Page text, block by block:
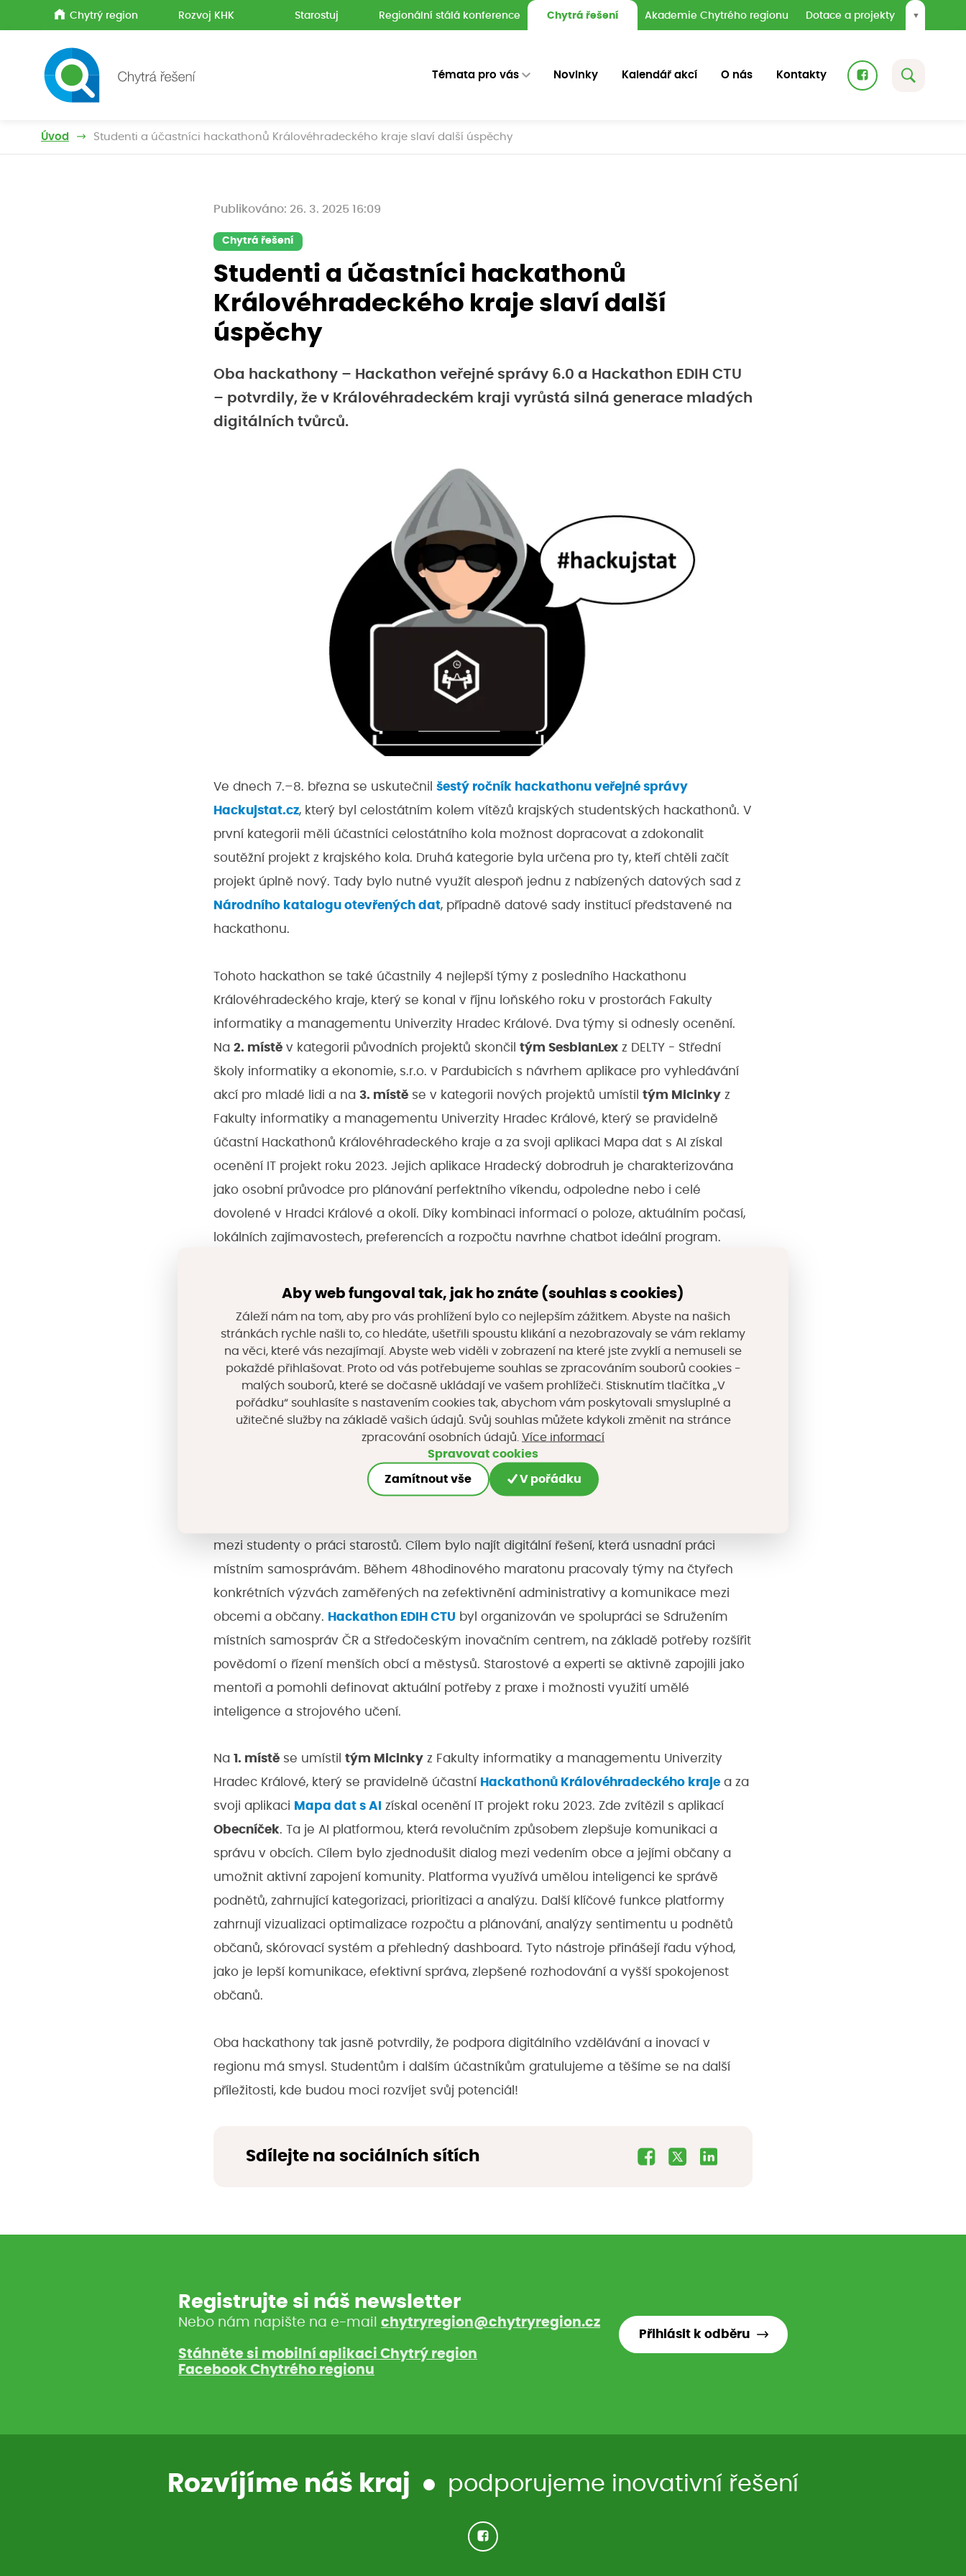
Chytrý region Rozvoj KHK Starostuj Regionální stálá konference Chytrá řešení Akademie Chytrého regionu Dotace a projekty ▼
Témata pro vás Novinky Kalendář akcí O nás Kontakty
Úvod Studenti a účastníci hackathonů Královéhradeckého kraje slaví další úspěchy
Publikováno: 26. 3. 2025 16:09
Chytrá řešení
Studenti a účastníci hackathonů
Královéhradeckého kraje slaví další
úspěchy
Oba hackathony – Hackathon veřejné správy 6.0 a Hackathon EDIH CTU
– potvrdily, že v Královéhradeckém kraji vyrůstá silná generace mladých
digitálních tvůrců.
Ve dnech 7.–8. března se uskutečnil šestý ročník hackathonu veřejné správy
Hackujstat.cz, který byl celostátním kolem vítězů krajských studentských hackathonů. V
první kategorii měli účastníci celostátního kola možnost dopracovat a zdokonalit
soutěžní projekt z krajského kola. Druhá kategorie byla určena pro ty, kteří chtěli začít
projekt úplně nový. Tady bylo nutné využít alespoň jednu z nabízených datových sad z
Národního katalogu otevřených dat, případně datové sady institucí představené na
hackathonu.
Tohoto hackathon se také účastnily 4 nejlepší týmy z posledního Hackathonu
Královéhradeckého kraje, který se konal v říjnu loňského roku v prostorách Fakulty
informatiky a managementu Univerzity Hradec Králové. Dva týmy si odnesly ocenění.
Na 2. místě v kategorii původních projektů skončil tým SesbianLex z DELTY - Střední
školy informatiky a ekonomie, s.r.o. v Pardubicích s návrhem aplikace pro vyhledávání
akcí pro mladé lidi a na 3. místě se v kategorii nových projektů umístil tým Micinky z
Fakulty informatiky a managementu Univerzity Hradec Králové, který se pravidelně
účastní Hackathonů Královéhradeckého kraje a za svoji aplikaci Mapa dat s AI získal
ocenění IT projekt roku 2023. Jejich aplikace Hradecký dobrodruh je charakterizována
jako osobní průvodce pro plánování perfektního víkendu, odpoledne nebo i celé
dovolené v Hradci Králové a okolí. Díky kombinaci informací o poloze, aktuálním počasí,
lokálních zajímavostech, preferencích a rozpočtu navrhne chatbot ideální program.
v mapě. Mezi 14 týmy se soutěže účastnily i tým
Goober devs
ze Střední průmyslové
školy a střední odborné školy Dvůr Králové nad Labem s návrhem aplikace, která má
pomoci seniorům najít vhodnou aktivitu k trávení jejich volného času a týmNetwachze
Střední průmyslové školy elektrotechniky a informačních technologií Dobruška s
návrhem aplikace která podle VIN vozidla zjistí jeho status STK a upozorní uživatele
emailem 30 dní před jeho expirací.
O víkendu 28. 2.–2. 3. proběhla hybridně druhá akce ze série Ideathon – Hackathon –
Matchaton, který propojil technologie a veřejnou správu, studenty a programátory se
starosty a vedením místních samospráv. Hackathon pomohl najít koncepty digitálních
mezi studenty o práci starostů. Cílem bylo najít digitální řešení, která usnadní práci
místním samosprávám. Během 48hodinového maratonu pracovaly týmy na čtyřech
konkrétních výzvách zaměřených na zefektivnění administrativy a komunikace mezi
obcemi a občany. Hackathon EDIH CTU byl organizován ve spolupráci se Sdružením
místních samospráv ČR a Středočeským inovačním centrem, na základě potřeby rozšířit
povědomí o řízení menších obcí a městysů. Starostové a experti se aktivně zapojili jako
mentoři a pomohli definovat aktuální potřeby z praxe i možnosti využití umělé
inteligence a strojového učení.
Na 1. místě se umístil tým Micinky z Fakulty informatiky a managementu Univerzity
Hradec Králové, který se pravidelně účastní Hackathonů Královéhradeckého kraje a za
svoji aplikaci Mapa dat s AI
získal ocenění IT projekt roku 2023. Zde zvítězil s aplikací
Obecníček. Ta je AI platformou, která revolučním způsobem zlepšuje komunikaci a
správu v obcích. Cílem bylo zjednodušit dialog mezi vedením obce a jejími občany a
umožnit aktivní zapojení komunity. Platforma využívá umělou inteligenci ke správě
podnětů, zahrnující kategorizaci, prioritizaci a analýzu. Další klíčové funkce platformy
zahrnují vizualizaci optimalizace rozpočtu a plánování, analýzy sentimentu u podnětů
občanů, skórovací systém a přehledný dashboard. Tyto nástroje přinášejí řadu výhod,
jako je lepší komunikace, efektivní správa, zlepšené rozhodování a vyšší spokojenost
občanů.
Oba hackathony tak jasně potvrdily, že podpora digitálního vzdělávání a inovací v
regionu má smysl. Studentům i dalším účastníkům gratulujeme a těšíme se na další
příležitosti, kde budou moci rozvíjet svůj potenciál!
Sdílejte na sociálních sítích
Registrujte si náš newsletter
Nebo nám napište na e-mailchytryregion@chytryregion.cz
Stáhněte si mobilní aplikaci Chytrý region
Facebook Chytrého regionu
Přihlásit k odběru
Rozvíjíme náš kraj podporujeme inovativní řešení
Aby web fungoval tak, jak ho znáte (souhlas s cookies)
Záleží nám na tom, aby pro vás prohlížení bylo co nejlepším zážitkem. Abyste na našich
stránkách rychle našli to, co hledáte, ušetřili spoustu klikání a nezobrazovaly se vám reklamy
na věci, které vás nezajímají. Abyste web viděli v zobrazení na které jste zvyklí a nemuseli se
pokaždé přihlašovat. Proto od vás potřebujeme souhlas se zpracováním souborů cookies -
malých souborů, které se dočasně ukládají ve vašem prohlížeči. Stisknutím tlačítka „V
pořádku“ souhlasíte s nastavením cookies tak, abychom vám poskytovali smysluplné a
užitečné služby na základě vašich údajů. Svůj souhlas můžete kdykoli změnit na stránce
zpracování osobních údajů. Více informací
Spravovat cookies
Zamítnout vše V pořádku